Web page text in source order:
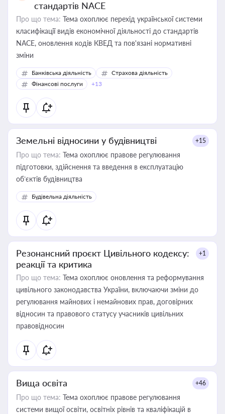
стандартів NACE
Про що тема: Тема охоплює перехід української системи
класифікації видів економічної діяльності до стандартів
NACE, оновлення кодів КВЕД та пов'язані нормативні
зміни
Банківська діяльність
Страхова діяльність
Фінансові послуги
+13
Земельні відносини у будівництві +15
Про що тема: Тема охоплює правове регулювання
підготовки, здійснення та введення в експлуатацію
об’єктів будівництва
Будівельна діяльність
Резонансний проєкт Цивільного кодексу:
реакції та критика
+1
Про що тема: Тема охоплює оновлення та реформування
цивільного законодавства України, включаючи зміни до
регулювання майнових і немайнових прав, договірних
відносин та правового статусу учасників цивільних
правовідносин
Вища освіта +46
Про що тема: Тема охоплює правове регулювання
системи вищої освіти, освітніх рівнів та кваліфікацій в